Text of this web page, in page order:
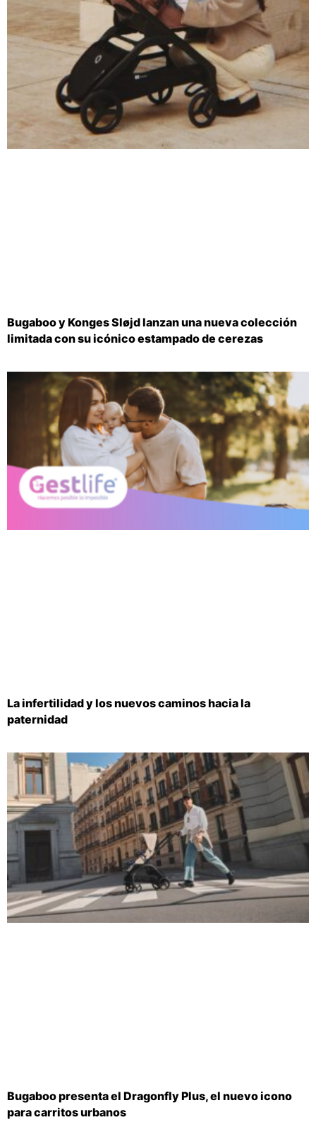
Bugaboo y Konges Sløjd lanzan una nueva colección
limitada con su icónico estampado de cerezas
La infertilidad y los nuevos caminos hacia la
paternidad
Bugaboo presenta el Dragonfly Plus, el nuevo icono
para carritos urbanos